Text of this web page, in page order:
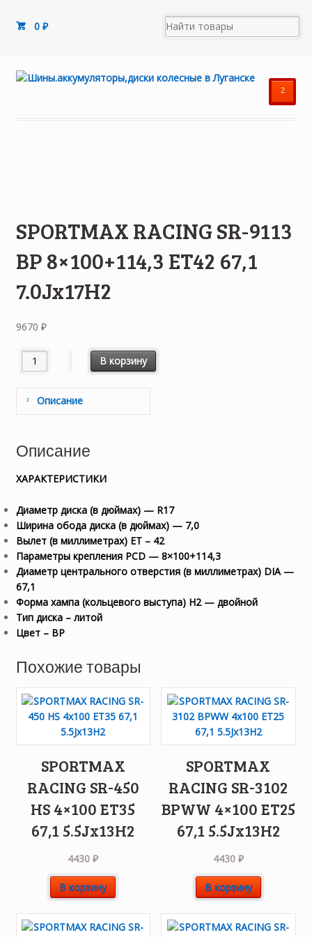
0₽
²
SPORTMAX RACING SR-9113
BP 8×100+114,3 ET42 67,1
7.0Jx17H2
9670 ₽
Количество товара SPORTMAX RACING SR-9113 BP
В корзину
Описание
Описание
ХАРАКТЕРИСТИКИ
Диаметр диска (в дюймах) — R17
Ширина обода диска (в дюймах) — 7,0
Вылет (в миллиметрах) ET – 42
Параметры крепления PCD — 8×100+114,3
Диаметр центрального отверстия (в миллиметрах) DIA —
67,1
Форма хампа (кольцевого выступа) H2 — двойной
Тип диска – литой
Цвет – BP
Похожие товары
SPORTMAX
RACING SR-450
HS 4×100 ET35
67,1 5.5Jx13H2
4430₽
В корзину
SPORTMAX
RACING SR-3102
BPWW 4×100 ET25
67,1 5.5Jx13H2
4430 ₽
В корзину